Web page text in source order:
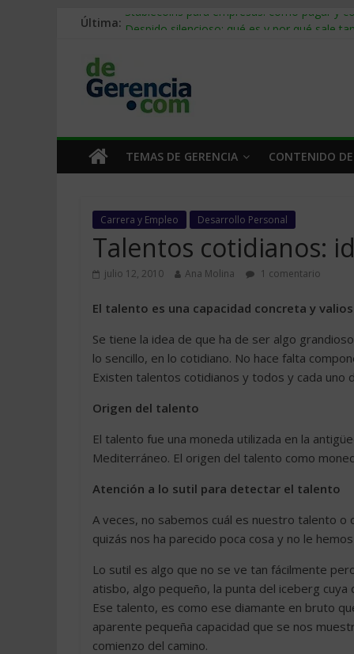
Última: Stablecoins para empresas: cómo pagar y
Trabajo forzoso en la cadena de
Mercado hispano de EE. UU.: cómo
TEMAS DE GERENCIA CONTENIDO
Carrera y Empleo Desarrollo Personal
Talentos cotidianos:
julio 12, 2010 Ana Molina 1 comentario
El talento es una capacidad concreta y
Se tiene la idea de que ha de ser algo
lo sencillo, en lo cotidiano. No hace falta
Existen talentos cotidianos y todos y cada uno
Origen del talento
El talento fue una moneda utilizada en la
Mediterráneo. El origen del talento como
Atención a lo sutil para detectar el talento
A veces, no sabemos cuál es nuestro talento
quizás nos ha parecido poca cosa y no le
Lo sutil es algo que no se ve tan fácilmente
atisbo, algo pequeño, la punta del iceberg
Ese talento, es como ese diamante en bruto
aparente pequeña capacidad que se nos
comienzo del camino.